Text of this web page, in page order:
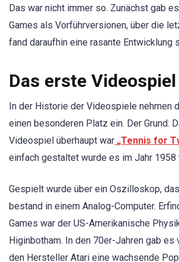
Das war nicht immer so. Zunächst gab
Games als Vorführversionen, über die
fand daraufhin eine rasante Entwicklung
Das erste Videospiel
In der Historie der Videospiele nehmen
einen besonderen Platz ein. Der Grund:
Videospiel überhaupt war „Tennis for
einfach gestaltet wurde es im Jahr
Gespielt wurde über ein Oszilloskop,
bestand in einem Analog-Computer.
Games war der US-Amerikanische
Higinbotham. In den 70er-Jahren gab es
den Hersteller Atari eine wachsende